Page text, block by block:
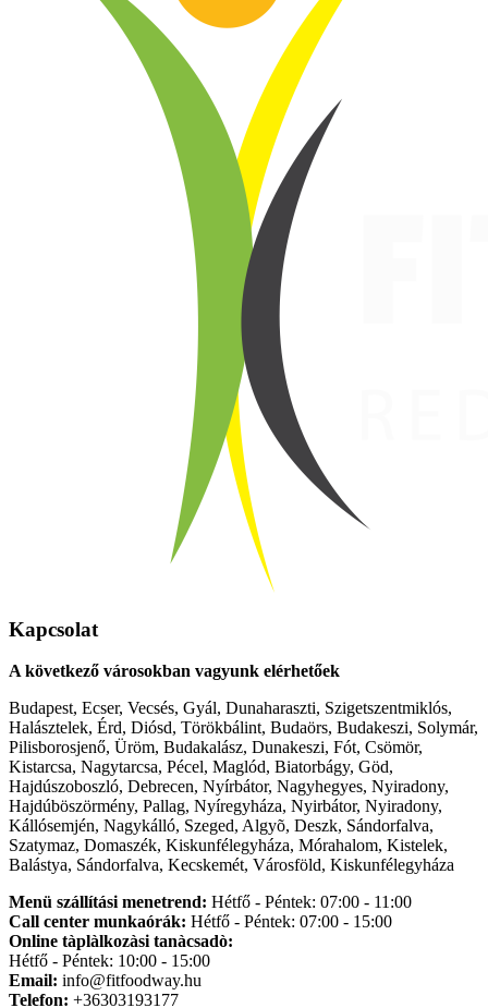
Kapcsolat
A következő városokban vagyunk elérhetőek
Budapest, Ecser, Vecsés, Gyál, Dunaharaszti, Szigetszentmiklós,
Halásztelek, Érd, Diósd, Törökbálint, Budaörs, Budakeszi, Solymár,
Pilisborosjenő, Üröm, Budakalász, Dunakeszi, Fót, Csömör,
Kistarcsa, Nagytarcsa, Pécel, Maglód, Biatorbágy, Göd,
Hajdúszoboszló, Debrecen, Nyírbátor, Nagyhegyes, Nyiradony,
Hajdúböszörmény, Pallag, Nyíregyháza, Nyirbátor, Nyiradony,
Kállósemjén, Nagykálló, Szeged, Algyõ, Deszk, Sándorfalva,
Szatymaz, Domaszék, Kiskunfélegyháza, Mórahalom, Kistelek,
Balástya, Sándorfalva, Kecskemét, Városföld, Kiskunfélegyháza
Menü szállítási menetrend: Hétfő - Péntek: 07:00 - 11:00
Call center munkaórák: Hétfő - Péntek: 07:00 - 15:00
Online tàplàlkozàsi tanàcsadò:
Hétfő - Péntek: 10:00 - 15:00
Email: info@fitfoodway.hu
Telefon: +36303193177